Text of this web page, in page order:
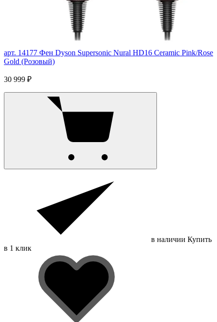
арт. 14177 Фен Dyson Supersonic Nural HD16 Ceramic Pink/Rose
Gold (Розовый)
30 999 ₽
в наличии Купить
в 1 клик